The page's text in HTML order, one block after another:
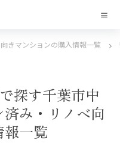
きマンションの購入情報一覧
探す千葉市中
み・リノベ向
報一覧